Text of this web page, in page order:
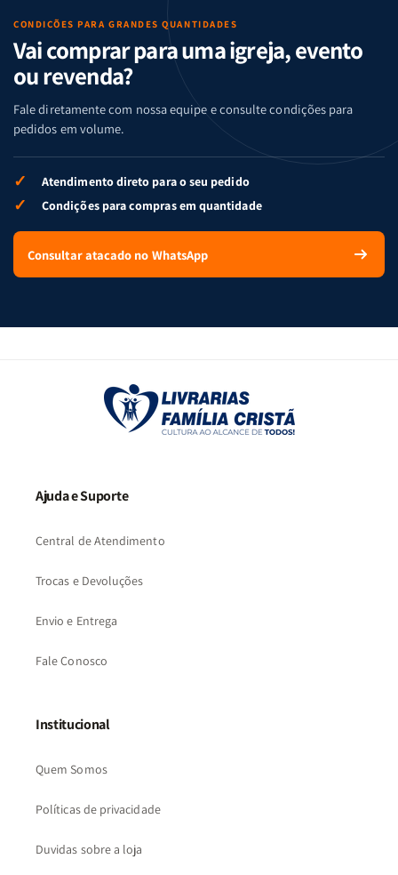
CONDIÇÕES PARA GRANDES QUANTIDADES
Vai comprar para uma igreja, evento
ou revenda?
Fale diretamente com nossa equipe e consulte condições para
pedidos em volume.
✓ Atendimento direto para o seu pedido
✓ Condições para compras em quantidade
Consultar atacado no WhatsApp
Ajuda e Suporte
Central de Atendimento
Trocas e Devoluções
Envio e Entrega
Fale Conosco
Institucional
Quem Somos
Políticas de privacidade
Duvidas sobre a loja